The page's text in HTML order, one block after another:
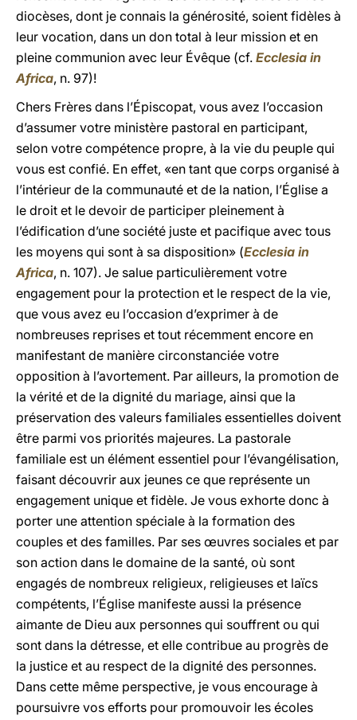
diocèses, dont je connais la générosité, soient fidèles à
leur vocation, dans un don total à leur mission et en
pleine communion avec leur Évêque (cf. Ecclesia in
Africa, n. 97)!
Chers Frères dans l’Épiscopat, vous avez l’occasion
d’assumer votre ministère pastoral en participant,
selon votre compétence propre, à la vie du peuple qui
vous est confié. En effet, «en tant que corps organisé à
l’intérieur de la communauté et de la nation, l’Église a
le droit et le devoir de participer pleinement à
l’édification d’une société juste et pacifique avec tous
les moyens qui sont à sa disposition» (Ecclesia in
Africa, n. 107). Je salue particulièrement votre
engagement pour la protection et le respect de la vie,
que vous avez eu l’occasion d’exprimer à de
nombreuses reprises et tout récemment encore en
manifestant de manière circonstanciée votre
opposition à l’avortement. Par ailleurs, la promotion de
la vérité et de la dignité du mariage, ainsi que la
préservation des valeurs familiales essentielles doivent
être parmi vos priorités majeures. La pastorale
familiale est un élément essentiel pour l’évangélisation,
faisant découvrir aux jeunes ce que représente un
engagement unique et fidèle. Je vous exhorte donc à
porter une attention spéciale à la formation des
couples et des familles. Par ses œuvres sociales et par
son action dans le domaine de la santé, où sont
engagés de nombreux religieux, religieuses et laïcs
compétents, l’Église manifeste aussi la présence
aimante de Dieu aux personnes qui souffrent ou qui
sont dans la détresse, et elle contribue au progrès de
la justice et au respect de la dignité des personnes.
Dans cette même perspective, je vous encourage à
poursuivre vos efforts pour promouvoir les écoles